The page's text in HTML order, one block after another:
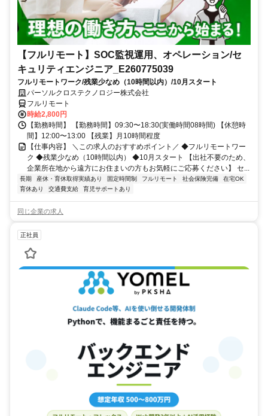
【フルリモート】SOC監視運用、オペレーション/セ
キュリティエンジニア_E260775039
フルリモートワーク/残業少なめ（10時間以内）/10月スタート
パーソルクロステクノロジー株式会社
フルリモート
時給2,800円
【勤務時間】 【勤務時間】09:30〜18:30(実働時間08時間) 【休憩時
間】12:00〜13:00 【残業】月10時間程度
【仕事内容】 ＼この求人のおすすめポイント／ ◆フルリモートワー
ク ◆残業少なめ（10時間以内） ◆10月スタート 【出社不要のため、
企業所在地から遠方にお住まいの方もお気軽にご応募ください】 セ...
長期 産休・育休取得実績あり 固定時間制 フルリモート 社会保険完備
在宅OK
育休あり
交通費支給 育児サポートあり
同じ企業の求人
正社員